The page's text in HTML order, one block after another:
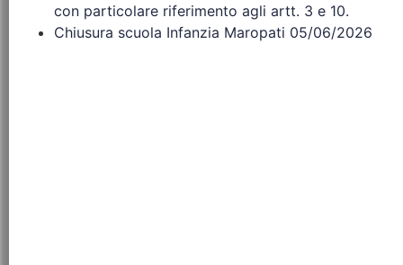
con particolare riferimento agli artt. 3 e 10.
Chiusura scuola Infanzia Maropati 05/06/2026